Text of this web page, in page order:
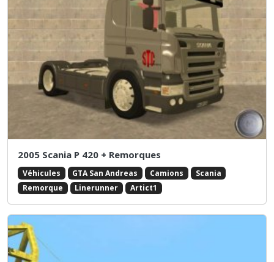
2005 Scania P 420 + Remorques
Véhicules GTA San Andreas Camions
Scania
Remorque
Linerunner Artict1